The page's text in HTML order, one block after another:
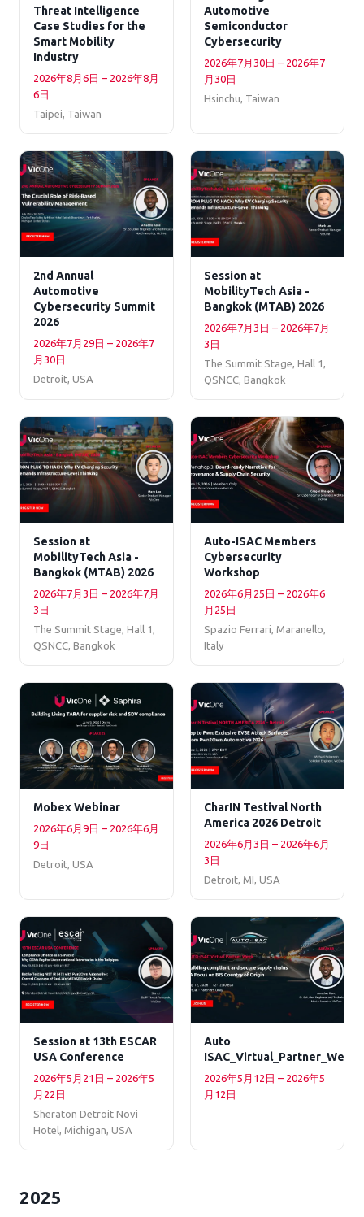
Threat Intelligence
Case Studies for the
Smart Mobility
Industry
2026年8月6日 – 2026年8月
6日
Taipei, Taiwan
Automotive
Semiconductor
Cybersecurity
2026年7月30日 – 2026年7
月30日
Hsinchu, Taiwan
2nd Annual
Automotive
Cybersecurity Summit
2026
2026年7月29日 – 2026年7
月30日
Detroit, USA
Session at
MobilityTech Asia -
Bangkok (MTAB) 2026
2026年7月3日 – 2026年7月
3日
The Summit Stage, Hall 1,
QSNCC, Bangkok
Session at
MobilityTech Asia -
Bangkok (MTAB) 2026
2026年7月3日 – 2026年7月
3日
The Summit Stage, Hall 1,
QSNCC, Bangkok
Auto-ISAC Members
Cybersecurity
Workshop
2026年6月25日 – 2026年6
月25日
Spazio Ferrari, Maranello,
Italy
Mobex Webinar
2026年6月9日 – 2026年6月
9日
Detroit, USA
CharIN Testival North
America 2026 Detroit
2026年6月3日 – 2026年6月
3日
Detroit, MI, USA
Session at 13th ESCAR
USA Conference
2026年5月21日 – 2026年5
月22日
Sheraton Detroit Novi
Hotel, Michigan, USA
Auto
ISAC_Virtual_Partner_Week
2026年5月12日 – 2026年5
月12日
2025